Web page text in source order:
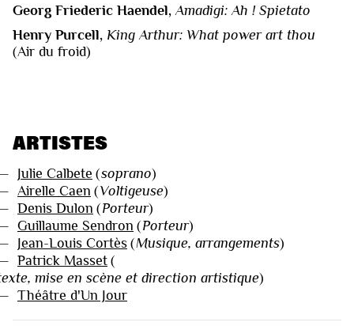
Georg Friederic Haendel, Amadigi: Ah ! Spietato
Henry Purcell, King Arthur: What power art thou
(Air du froid)
ARTISTES
Julie Calbete (soprano)
Airelle Caen (Voltigeuse)
Denis Dulon (Porteur)
Guillaume Sendron (Porteur)
Jean-Louis Cortès (Musique, arrangements)
Patrick Masset (
mise en scène et direction artistique)
Théâtre d'Un Jour